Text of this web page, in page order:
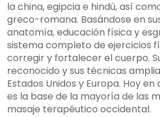
la china, egipcia e hindú, así
greco-romana. Basándose en
anatomía, educación física y
sistema completo de ejercicios
corregir y fortalecer el cuerpo.
reconocido y sus técnicas
Estados Unidos y Europa. Hoy
es la base de la mayoría de las
masaje terapéutico occidental.